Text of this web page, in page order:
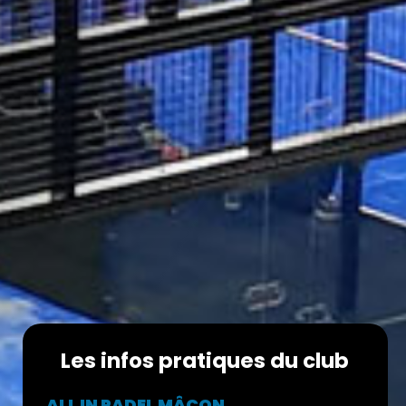
Les infos pratiques du club